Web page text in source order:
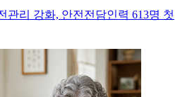
관리 강화, 안전전담인력 613명 첫